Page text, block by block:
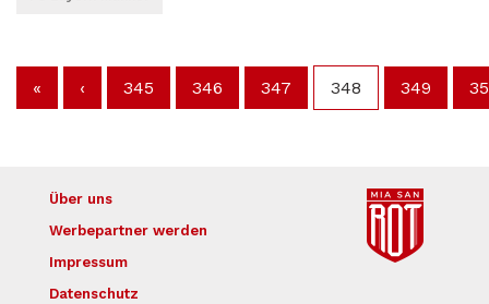
« ‹ 345 346 347 348 349
Über uns
Werbepartner werden
Impressum
Datenschutz